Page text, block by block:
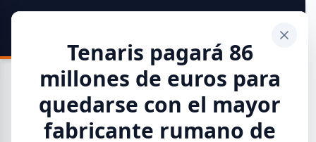
Tenaris pagará 86
millones de euros para
quedarse con el mayor
fabricante rumano de